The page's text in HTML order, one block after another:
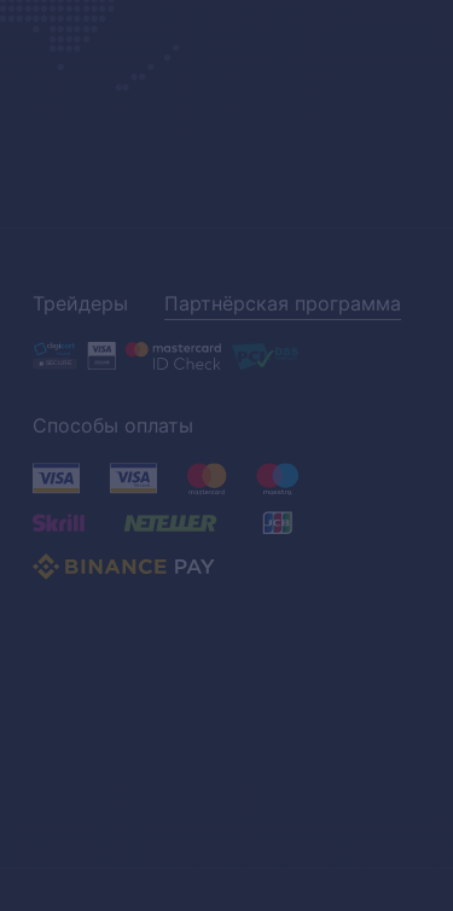
Трейдеры Партнёрская программа
Способы оплаты